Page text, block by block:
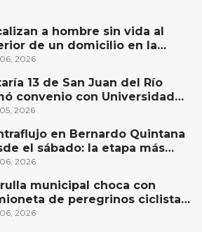
a hombre sin vida al
de un domicilio en la
El Rodeo, San Juan del
2026
13 de San Juan del Río
convenio con Universidad
del Bajío para recibir
2026
en Bernardo Quintana
el sábado: la etapa más
del operativo vial
2026
municipal choca con
de peregrinos ciclistas
autopista México-Querétaro
2026